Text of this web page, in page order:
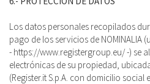
Los datos personales recopilados
pago de los servicios de NOMINALIA
- https://www.registergroup.eu/ -) se
electrónicas de su propiedad,
(Register.it S.p.A. con domicilio social